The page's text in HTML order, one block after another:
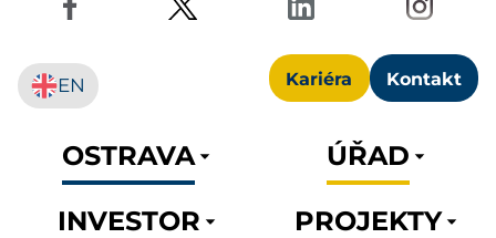
Kariéra Kontakt
EN
OSTRAVA
ÚŘAD
INVESTOR
PROJEKTY